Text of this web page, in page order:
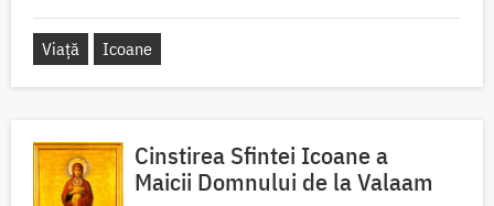
Viață Icoane
Cinstirea Sfintei Icoane a
Maicii Domnului de la Valaam